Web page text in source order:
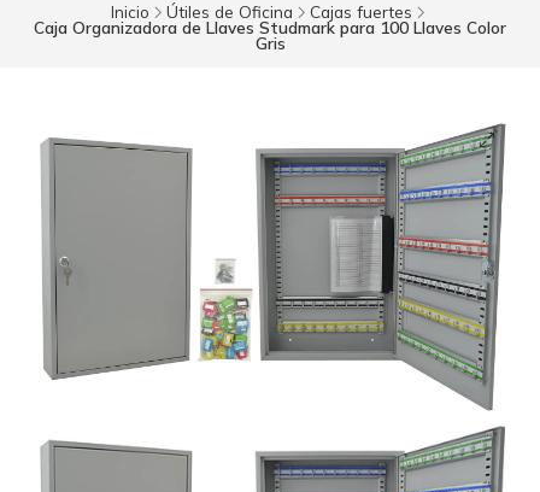
Inicio Útiles de Oficina Cajas fuertes
Caja Organizadora de Llaves Studmark para 100 Llaves Color
Gris